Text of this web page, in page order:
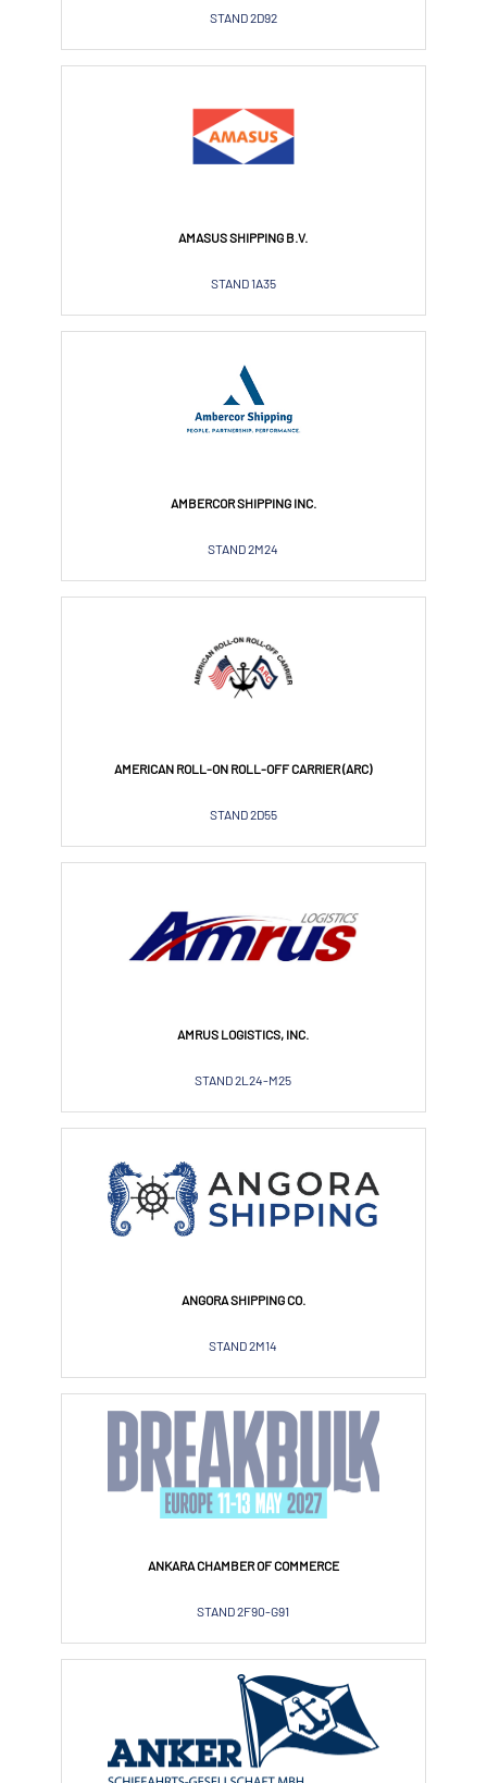
STAND 2D92
AMASUS SHIPPING B.V.
STAND 1A35
AMBERCOR SHIPPING INC.
STAND 2M24
AMERICAN ROLL-ON ROLL-OFF CARRIER (ARC)
STAND 2D55
AMRUS LOGISTICS, INC.
STAND 2L24-M25
ANGORA SHIPPING CO.
STAND 2M14
ANKARA CHAMBER OF COMMERCE
STAND 2F90-G91